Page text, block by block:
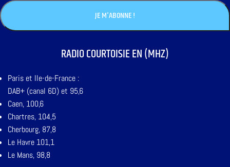
RADIO COURTOISIE EN (MHZ)
Paris et Ile-de-France :
DAB+ (canal 6D) et 95,6
Caen, 100,6
Chartres, 104,5
Cherbourg, 87,8
Le Havre 101,1
Le Mans, 98,8